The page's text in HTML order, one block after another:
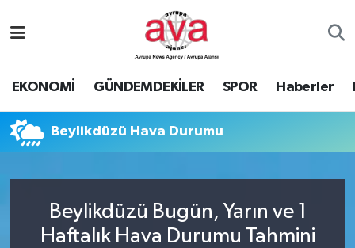
EKONOMİ GÜNDEMDEKİLER SPOR Haberler
Beylikdüzü Hava Durumu
Beylikdüzü Bugün, Yarın ve 1
Haftalık Hava Durumu Tahmini
Nöbetçi Eczaneler
Namaz Vakitleri
Trafik Durumu
Süper Lig Puan Durumu ve Fikstür